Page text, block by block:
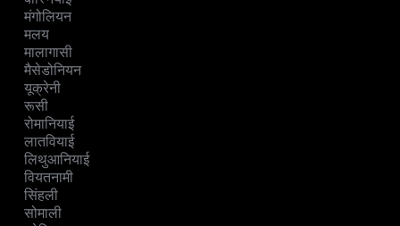
मंगोलियन
मलय
मालागासी
मैसेडोनियन
यूक्रेनी
रूसी
रोमानियाई
लातवियाई
लिथुआनियाई
वियतनामी
सिंहली
सोमाली